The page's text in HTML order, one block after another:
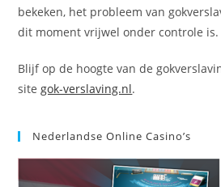
bekeken, het probleem van
dit moment vrijwel onder controle is.
Blijf op de hoogte van de
site gok-verslaving.nl.
Nederlandse Online Casino’s